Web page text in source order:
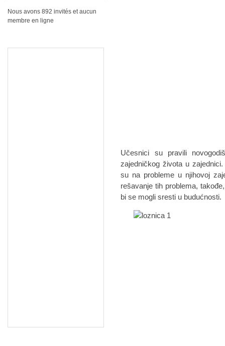
Učesnici su pravili
zajedničkog života u
su na probleme u njihovoj
rešavanje tih problema,
bi se mogli sresti u budućnosti.
Nous avons 892 invités et aucun
membre en ligne